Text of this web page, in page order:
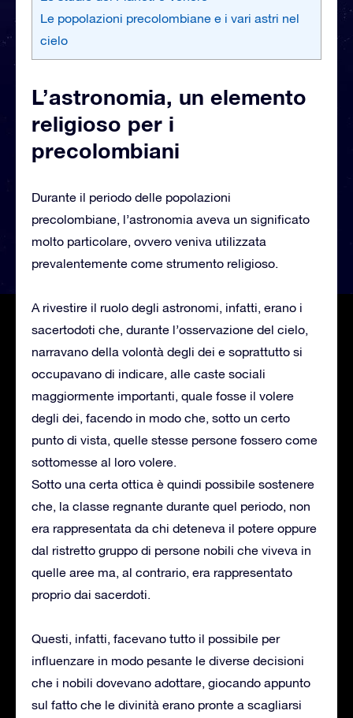
Le popolazioni precolombiane e i vari astri nel
cielo
L’astronomia, un elemento
religioso per i
precolombiani
Durante il periodo delle popolazioni
precolombiane, l’astronomia aveva un significato
molto particolare, ovvero veniva utilizzata
prevalentemente come strumento religioso.
A rivestire il ruolo degli astronomi, infatti, erano i
sacertodoti che, durante l’osservazione del cielo,
narravano della volontà degli dei e soprattutto si
occupavano di indicare, alle caste sociali
maggiormente importanti, quale fosse il volere
degli dei, facendo in modo che, sotto un certo
punto di vista, quelle stesse persone fossero come
sottomesse al loro volere.
Sotto una certa ottica è quindi possibile sostenere
che, la classe regnante durante quel periodo, non
era rappresentata da chi deteneva il potere oppure
dal ristretto gruppo di persone nobili che viveva in
quelle aree ma, al contrario, era rappresentato
proprio dai sacerdoti.
Questi, infatti, facevano tutto il possibile per
influenzare in modo pesante le diverse decisioni
che i nobili dovevano adottare, giocando appunto
sul fatto che le divinità erano pronte a scagliarsi